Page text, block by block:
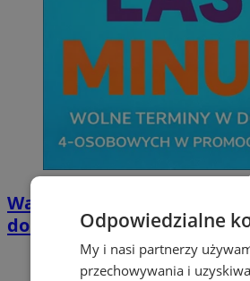
Wakacyjny wypoczynek
domkach Szmaragdowe
Odpowiedzialne
My i nasi partnerzy
przechowywania i